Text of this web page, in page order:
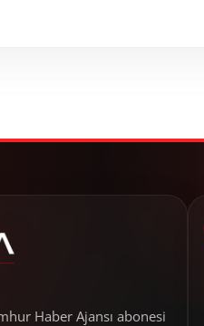
Haber Ajansı abonesi